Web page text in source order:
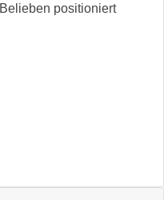
positioniert